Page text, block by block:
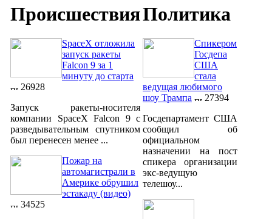
Происшествия
SpaceX отложила
запуск ракеты
Falcon 9 за 1
минуту до старта
26928
Запуск ракеты-носителя
компании SpaceX Falcon 9 с
разведывательным спутником
был перенесен менее ...
Пожар на
автомагистрали в
Америке обрушил
эстакаду (видео)
34525
Политика
Спикером
Госдепа
США
стала
ведущая любимого
шоу Трампа
27394
Госдепартамент США
сообщил об
официальном
назначении на пост
спикера организации
экс-ведущую
телешоу...